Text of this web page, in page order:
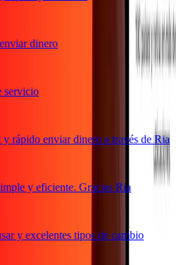
dinero
enviar dinero a través de Ria
y eficiente. Gracias Ria
y excelentes tipos de cambio